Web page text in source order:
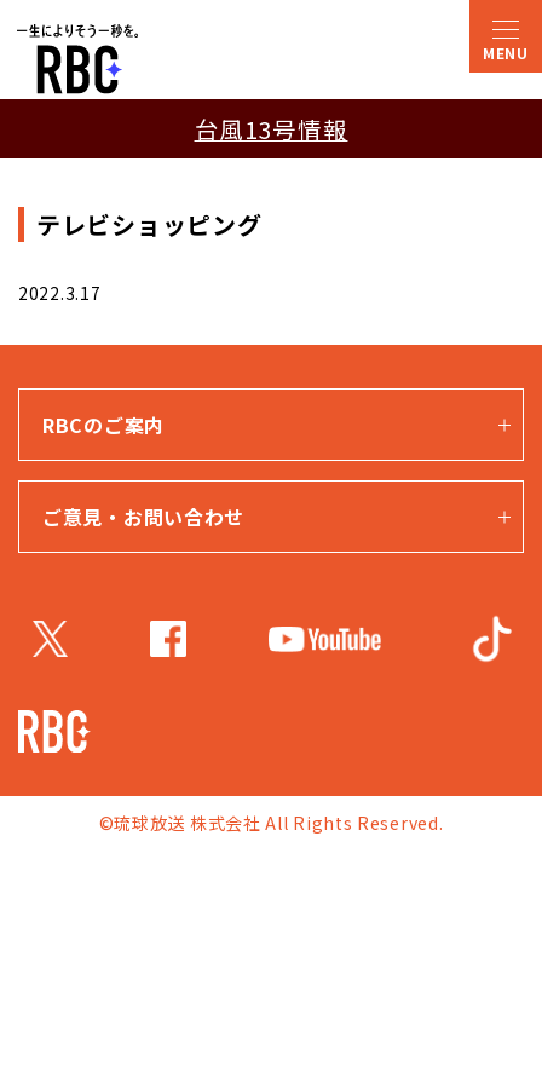
台風13号情報
テレビショッピング
2022.3.17
RBCのご案内
ご意見・お問い合わせ
©琉球放送 株式会社 All Rights Reserved.